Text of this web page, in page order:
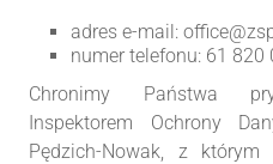
adres e-mail:
numer telefonu: 61 820
Chronimy Państwa
Inspektorem Ochrony
Pędzich-Nowak, z